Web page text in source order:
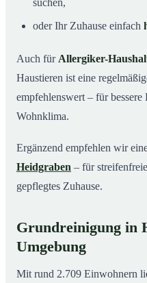
oder Ihr Zuhause einfach
Auch für Allergiker-
Haustieren ist eine
empfehlenswert – für
Wohnklima.
Ergänzend empfehlen wir
Heidgraben – für
gepflegtes Zuhause.
Grundreinigung in
Umgebung
Mit rund 2.709 Einwohnern